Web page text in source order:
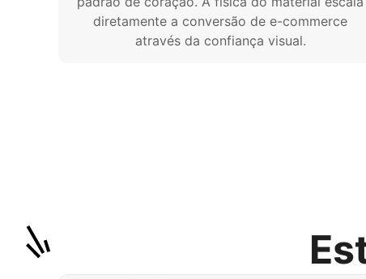
diretamente a conversão de e-commerce
através da confiança visual.